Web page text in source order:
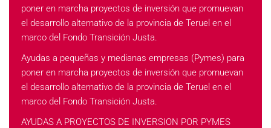
poner en marcha proyectos de inversión que promuevan
el desarrollo alternativo de la provincia de Teruel en el
marco del Fondo Transición Justa.
Ayudas a pequeñas y medianas empresas (Pymes) para
poner en marcha proyectos de inversión que promuevan
el desarrollo alternativo de la provincia de Teruel en el
marco del Fondo Transición Justa.
AYUDAS A PROYECTOS DE INVERSION POR PYMES